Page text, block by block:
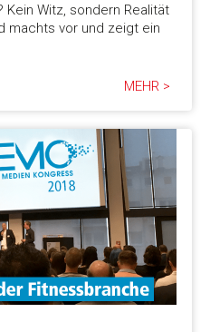
Kein Witz, sondern Realität
machts vor und zeigt ein
MEHR >